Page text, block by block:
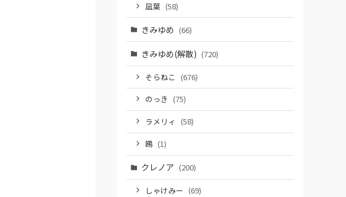
凪葉 (58)
きみゆめ (66)
きみゆめ(解散) (720)
そらねこ (676)
のっき (75)
ラメリィ (58)
鴎 (1)
クレノア (200)
しゃけみー (69)